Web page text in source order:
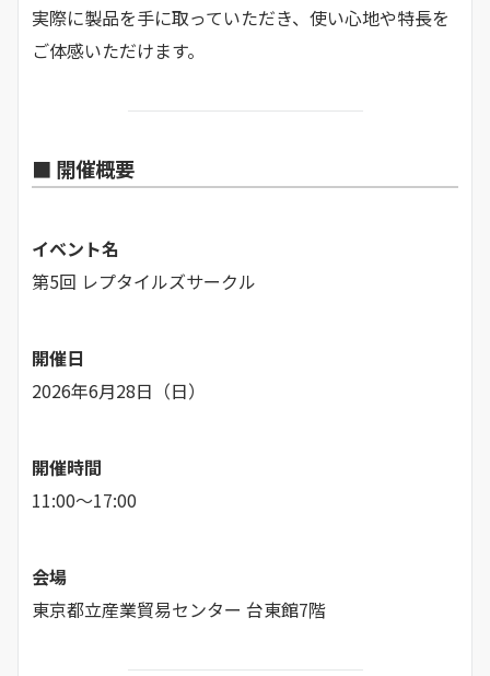
実際に製品を手に取っていただき、使い心地や特長を
ご体感いただけます。
■ 開催概要
イベント名
第5回 レプタイルズサークル
開催日
2026年6月28日（日）
開催時間
11:00～17:00
会場
東京都立産業貿易センター 台東館7階